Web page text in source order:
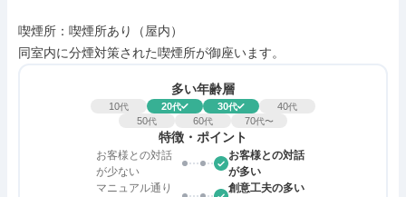
喫煙所：喫煙所あり（屋内）
同室内に分煙対策された喫煙所が御座います。
多い年齢層
10代 20代 30代 40代
50代 60代 70代〜
特徴・ポイント
お客様との対話
が少ない
お客様との対話
が多い
マニュアル通り
創意工夫の多い